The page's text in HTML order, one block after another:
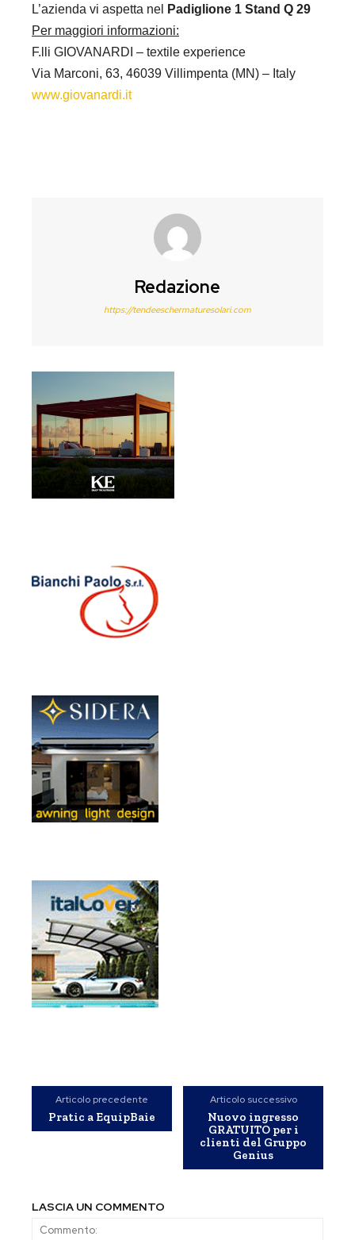
L’azienda vi aspetta nel
Padiglione 1 Stand Q 29
Per maggiori informazioni:
F.lli GIOVANARDI – textile experience
Via Marconi, 63, 46039 Villimpenta (MN) – Italy
www.giovanardi.it
Redazione
https://tendeeschermaturesolari.com
Articolo precedente
Pratic a EquipBaie
Articolo successivo
Nuovo ingresso
GRATUITO per i
clienti del Gruppo
Genius
LASCIA UN COMMENTO